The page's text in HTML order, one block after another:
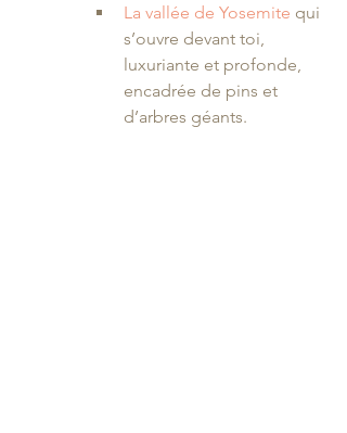
La vallée de Yosemite qui
s’ouvre devant toi,
luxuriante et profonde,
encadrée de pins et
d’arbres géants.